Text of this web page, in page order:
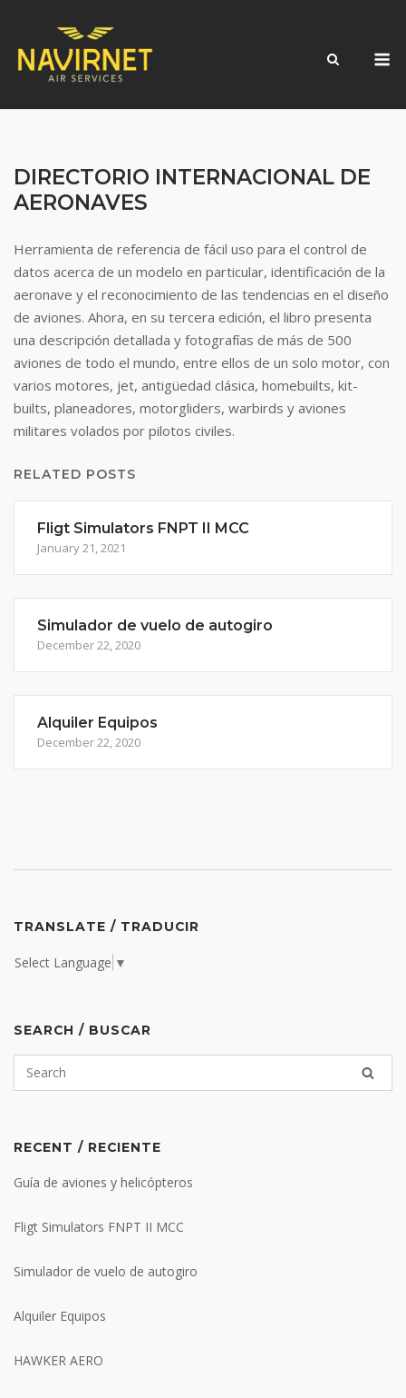
content
DIRECTORIO INTERNACIONAL DE
AERONAVES
Herramienta de referencia de fácil uso para el control de
datos acerca de un modelo en particular, identificación de la
aeronave y el reconocimiento de las tendencias en el diseño
de aviones. Ahora, en su tercera edición, el libro presenta
una descripción detallada y fotografías de más de 500
aviones de todo el mundo, entre ellos de un solo motor, con
varios motores, jet, antigüedad clásica, homebuilts, kit-
builts, planeadores, motorgliders, warbirds y aviones
militares volados por pilotos civiles.
RELATED POSTS
Fligt Simulators FNPT II MCC
January 21, 2021
Simulador de vuelo de autogiro
December 22, 2020
Alquiler Equipos
December 22, 2020
TRANSLATE / TRADUCIR
Select Language ▼
SEARCH / BUSCAR
RECENT / RECIENTE
Guía de aviones y helicópteros
Fligt Simulators FNPT II MCC
Simulador de vuelo de autogiro
Alquiler Equipos
HAWKER AERO